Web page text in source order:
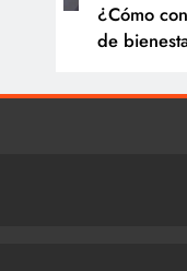
¿Cómo
de
puedes